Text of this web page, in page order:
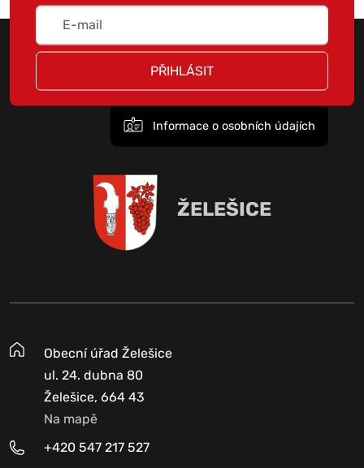
PŘIHLÁSIT
Informace o osobních údajích
ŽELEŠICE
Obecní úřad Želešice
ul. 24. dubna 80
Želešice, 664 43
Na mapě
+420 547 217 527